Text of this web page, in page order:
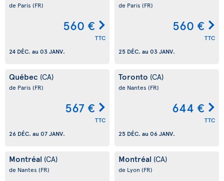
de Paris (FR)
560 €
TTC
24 DÉC. au 03 JANV.
de Paris (FR)
560 €
TTC
25 DÉC. au 03 JANV.
Québec (CA)
de Paris (FR)
567 €
TTC
26 DÉC. au 07 JANV.
Toronto (CA)
de Nantes (FR)
644 €
TTC
25 DÉC. au 06 JANV.
Montréal (CA)
de Nantes (FR)
Montréal (CA)
de Lyon (FR)